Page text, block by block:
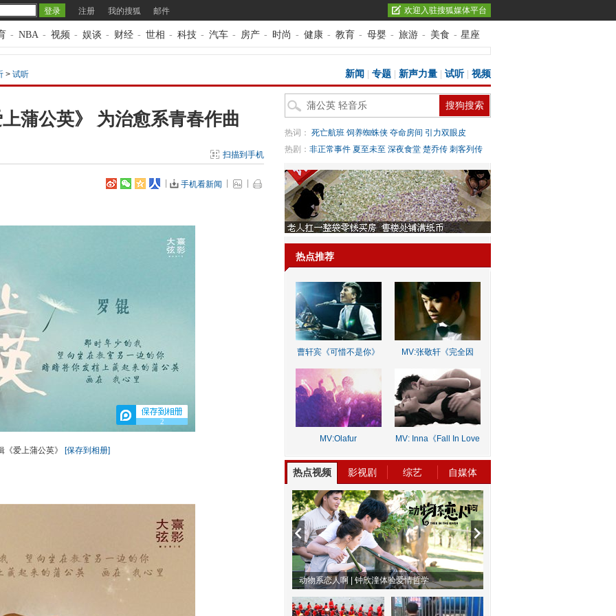
注册 我的搜狐 邮件 欢迎入驻搜狐媒体平台
- NBA - 视频 - 娱谈 - 财经 - 世相 - 科技 - 汽车 - 房产 - 时尚 - 健康 - 教育 - 母婴 - 旅游 - 美食 - 星座
> 试听 新闻 专题 新声力量 试听| 视频
蒲公英》 为治愈系青春作曲
扫描到手机
手机看新闻
2
《爱上蒲公英》 [保存到相册]
热词： 死亡航班 饲养蜘蛛侠 夺命房间 引力双眼皮
热剧： 非正常事件 夏至未至 深夜食堂 楚乔传 刺客列传
热点推荐
曹轩宾《可惜不是你》
MV:张敬轩《完全因
MV:Olafur
MV: Inna《Fall In Love
热点视频 影视剧 综艺 自媒体
动物系恋人啊 | 钟欣潼体验爱情哲学 南方有乔木 | “科创CP”渐入佳境